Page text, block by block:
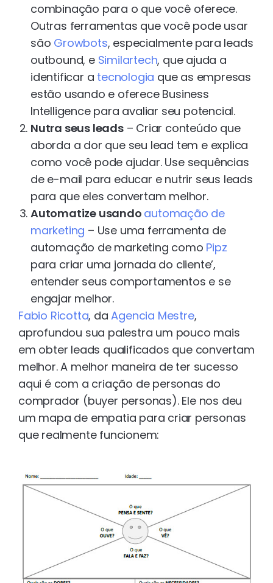
combinação para o que você oferece.
Outras ferramentas que você pode usar
são Growbots, especialmente para leads
outbound, e Similartech, que ajuda a
identificar a tecnologia que as empresas
estão usando e oferece Business
Intelligence para avaliar seu potencial.
Nutra seus leads– Criar conteúdo que
aborda a dor que seu lead tem e explica
como você pode ajudar. Use sequências
de e-mail para educar e nutrir seus leads
para que eles convertam melhor.
Automatize usando automação de
marketing – Use uma ferramenta de
automação de marketing como Pipz
para criar uma jornada do cliente’,
entender seus comportamentos e se
engajar melhor.
Fabio Ricotta, daAgencia Mestre,
aprofundou sua palestra um pouco mais
em obter leads qualificados que convertam
melhor. A melhor maneira de ter sucesso
aqui é com a criação de personas do
comprador (buyer personas). Ele nos deu
um mapa de empatia para criar personas
que realmente funcionem: